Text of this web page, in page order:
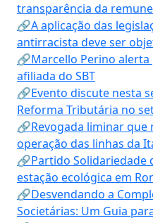
transparência da
🔗A aplicação das
antirracista deve ser
🔗Marcello Perino
afiliada do SBT
🔗Evento discute nesta
Reforma Tributária no
🔗Revogada liminar que
operação das linhas da
🔗Partido Solidariedade
estação ecológica em
🔗Desvendando a
Societárias: Um Guia